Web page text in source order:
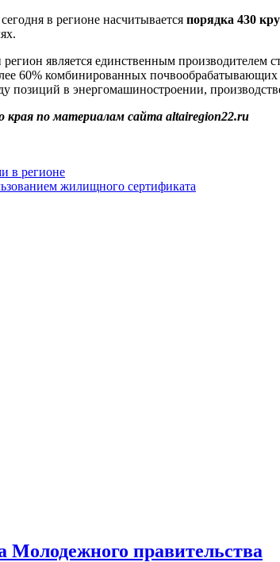
в регионе насчитывается порядка 430
является единственным производителем
60% комбинированных почвообрабатывающих
позиций в энергомашиностроении,
края по материалам сайта altairegion22.ru
в регионе
жилищного сертификата
Молодежного правительства